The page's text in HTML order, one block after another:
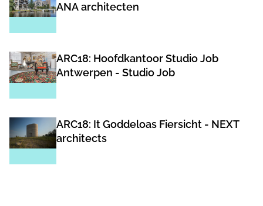
ANA architecten
ARC18: Hoofdkantoor Studio Job
Antwerpen - Studio Job
ARC18: It Goddeloas Fiersicht - NEXT
architects